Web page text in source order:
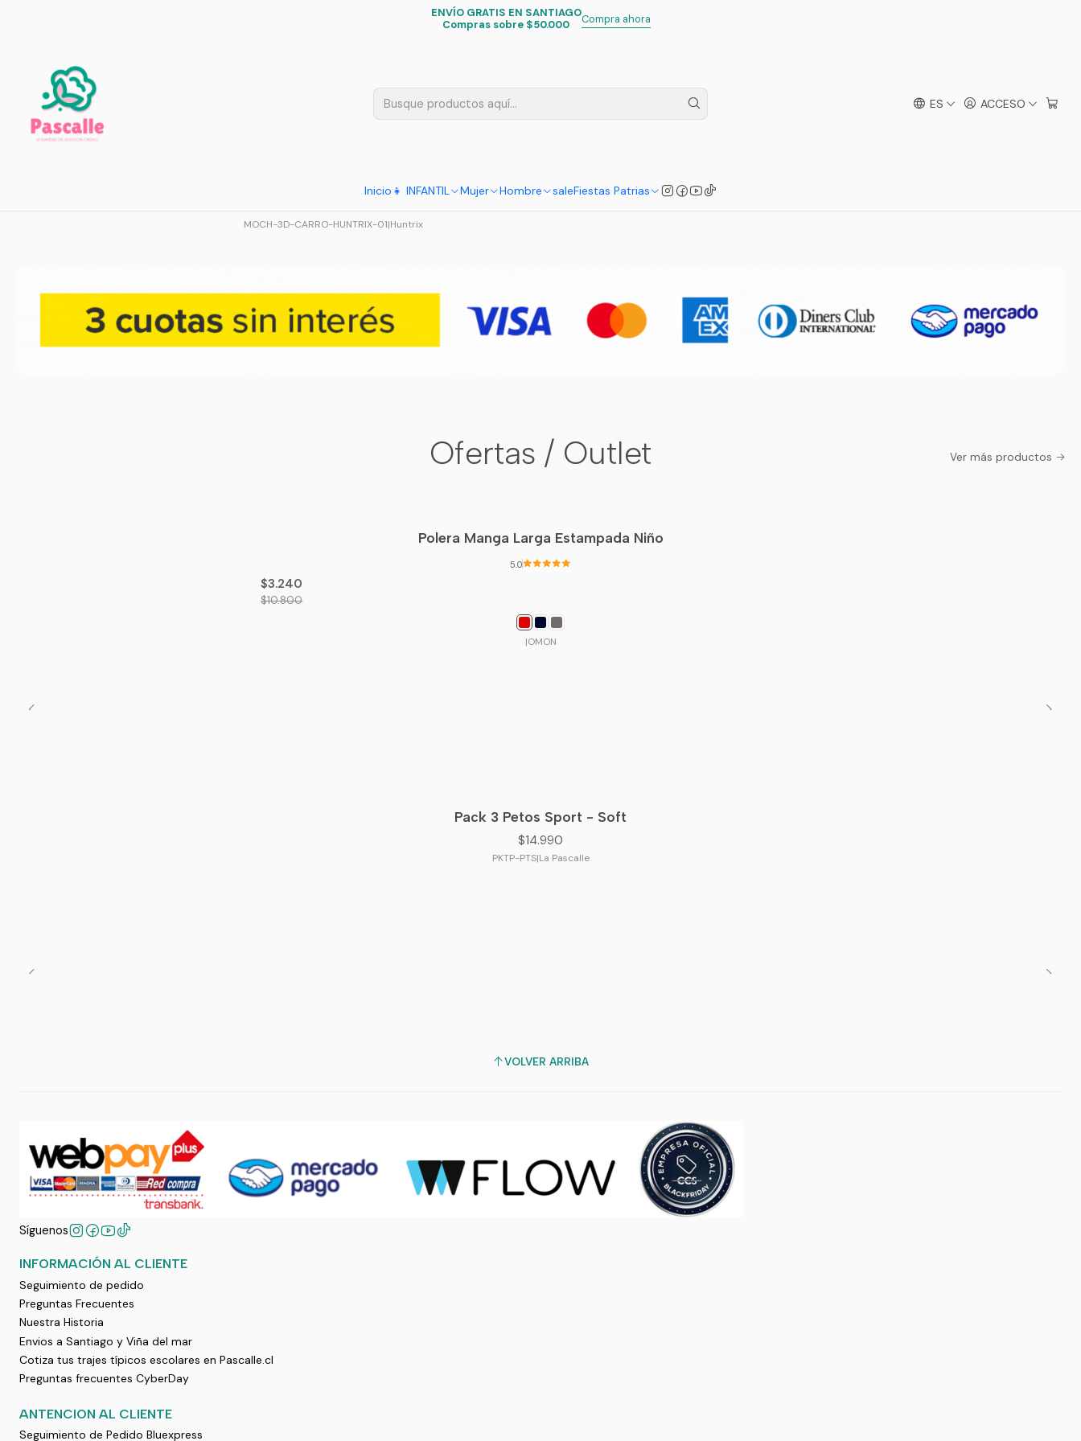
ES ACCESO
Inicio 👧 INFANTIL Mujer Hombre saleFiestas Patrias
ENVÍO GRATIS EN SANTIAGO
Compras sobre $50.000
Compra ahora
Inicio Infantil Escolar Mochilas
MOCH-3D-CARRO-HUNTRIX-01|Huntrix
$24.990
Generico
Ofertas / Outlet Ver más productos
Polera Manga Larga Estampada Niño
5.0
$3.240
$10.800
|OMON
Pack 3 Petos Sport - Soft
$14.990
PKTP-PTS|La Pascalle
VOLVER ARRIBA
Síguenos
INFORMACIÓN AL CLIENTE
Seguimiento de pedido
Preguntas Frecuentes
Nuestra Historia
Envios a Santiago y Viña del mar
Cotiza tus trajes típicos escolares en Pascalle.cl
Preguntas frecuentes CyberDay
ANTENCION AL CLIENTE
Seguimiento de Pedido Bluexpress